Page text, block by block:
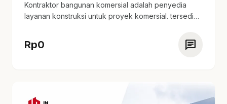
Kontraktor bangunan komersial adalah penyedia
layanan konstruksi untuk proyek komersial. tersedia
Rp0 chat